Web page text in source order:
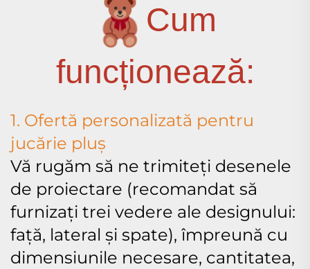
Cum
funcționează:
1. Ofertă personalizată pentru
jucărie pluș
Vă rugăm să ne trimiteți desenele
de proiectare (recomandat să
furnizați trei vedere ale designului:
față, lateral și spate), împreună cu
dimensiunile necesare, cantitatea,